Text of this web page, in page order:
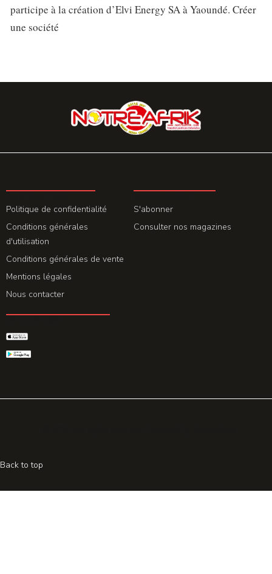
participe à la création d’Elvi Energy SA à Yaoundé. Créer
une société
Politique de confidentialité
Conditions générales
d'utilisation
Conditions générales de vente
Mentions légales
Nous contacter
S'abonner
Consulter nos magazines
Back to top